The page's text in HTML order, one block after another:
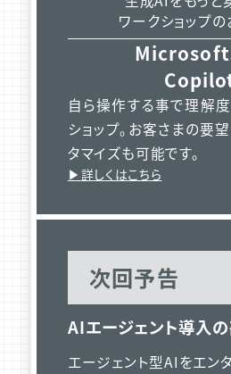
ワークショップ
自ら操作する事で理解
ショップ。お客さまの要
タマイズも可能です。
詳しくはこちら
次回予告
AIエージェント導入
エージェント型AIをエン